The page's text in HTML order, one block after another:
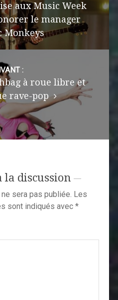
aux Music Week
le manager
Monkeys
:
à roue libre et
rave-pop
la discussion
sera pas publiée. Les
sont indiqués avec *